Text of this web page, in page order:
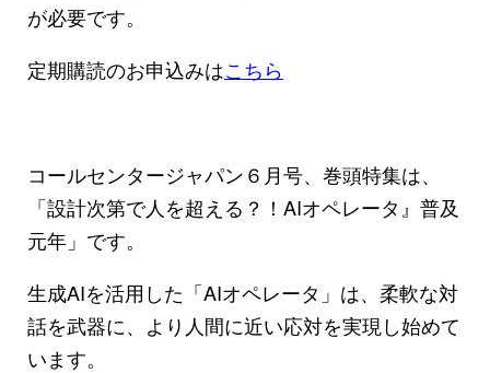
が必要です。
定期購読のお申込みはこちら
コールセンタージャパン６月号、巻頭特集は、
「設計次第で人を超える？！AIオペレータ』普及
元年」です。
生成AIを活用した「AIオペレータ」は、柔軟な対
話を武器に、より人間に近い応対を実現し始めて
います。